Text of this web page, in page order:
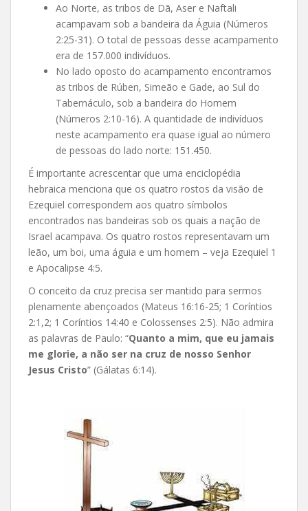
Ao Norte, as tribos de Dã, Aser e Naftali
acampavam sob a bandeira da Águia (Números
2:25-31). O total de pessoas desse acampamento
era de 157.000 indivíduos.
No lado oposto do acampamento encontramos
as tribos de Rúben, Simeão e Gade, ao Sul do
Tabernáculo, sob a bandeira do Homem
(Números 2:10-16). A quantidade de indivíduos
neste acampamento era quase igual ao número
de pessoas do lado norte: 151.450.
É importante acrescentar que uma enciclopédia
hebraica menciona que os quatro rostos da visão de
Ezequiel correspondem aos quatro símbolos
encontrados nas bandeiras sob os quais a nação de
Israel acampava. Os quatro rostos representavam um
leão, um boi, uma águia e um homem – veja Ezequiel 1
e Apocalipse 4:5.
O conceito da cruz precisa ser mantido para sermos
plenamente abençoados (Mateus 16:16-25; 1 Coríntios
2:1,2; 1 Coríntios 14:40 e Colossenses 2:5). Não admira
as palavras de Paulo: “Quanto a mim, que eu jamais
me glorie, a não ser na cruz de nosso Senhor
Jesus Cristo” (Gálatas 6:14).